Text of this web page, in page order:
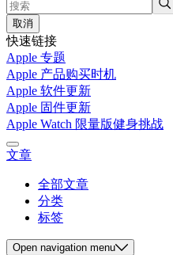
取消
快速链接
Apple 专题
Apple 产品购买时机
Apple 软件更新
Apple 固件更新
Apple Watch 限量版健身挑战
文章
全部文章
分类
标签
Open navigation menu